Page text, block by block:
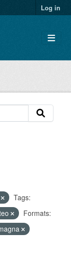
Log in
Tags:
Formats: